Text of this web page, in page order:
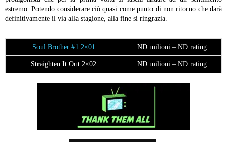
estremo. Potendo considerare ciò quasi come punto di non ritorno che darà
definitivamente il via alla stagione, alla fine si ringrazia.
Soul Brother #1 2×01 ND milioni – ND rating
Straighten It Out 2×02 ND milioni – ND rating